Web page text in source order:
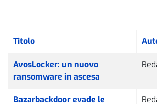
Titolo
AvosLocker: un nuovo
ransomware in ascesa
Bazarbackdoor evade le